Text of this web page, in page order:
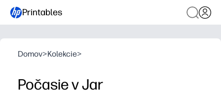
Printables
Domov>Kolekcie>
Počasie v Jar